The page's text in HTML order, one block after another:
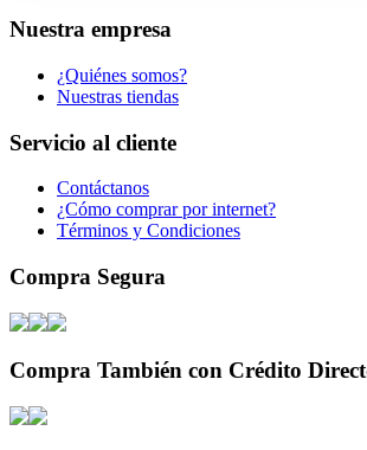
Nuestra empresa
¿Quiénes somos?
Nuestras tiendas
Servicio al cliente
Contáctanos
¿Cómo comprar por internet?
Términos y Condiciones
Compra Segura
Compra También con Crédito